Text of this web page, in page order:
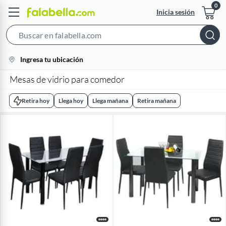
Inicia sesión
Bar
location-
icon
Ingresa tu ubicación
Mesas de vidrio para comedor
Retira hoy Llega hoy Llega mañana Retira mañana